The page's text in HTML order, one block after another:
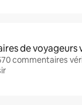
de voyageurs
commentaires